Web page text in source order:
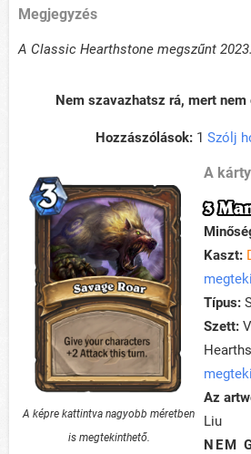
Megjegyzés
A Classic Hearthstone megszűnt
Nem szavazhatsz rá, mert
Hozzászólások:1 Szólj
A képre kattintva nagyobb méretben
is megtekinthető.
A
3
Kaszt:
Típus:
Szett:
Az
Liu
NEM